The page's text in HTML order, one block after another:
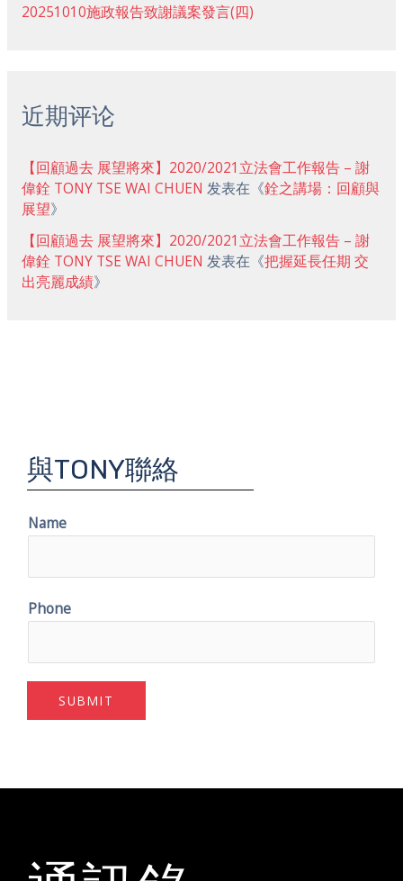
20251010施政報告致謝議案發言(四)
近期评论
【回顧過去 展望將來】2020/2021立法會工作報告 – 謝
偉銓 TONY TSE WAI CHUEN 发表在《銓之講場：回顧與
展望》
【回顧過去 展望將來】2020/2021立法會工作報告 – 謝
偉銓 TONY TSE WAI CHUEN 发表在《把握延長任期 交
出亮麗成績》
與TONY聯絡
Name
Phone
SUBMIT